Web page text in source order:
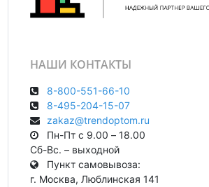
НАШИ КОНТАКТЫ
8-800-551-66-10
8-495-204-15-07
zakaz@trendoptom.ru
Пн-Пт с 9.00 – 18.00
Сб-Вс. – выходной
Пункт самовывоза:
г. Москва, Люблинская 141